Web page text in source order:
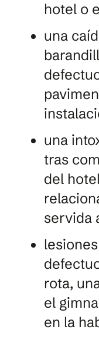
hotel o
una
una
tras
del
servida
rota,
el
en la